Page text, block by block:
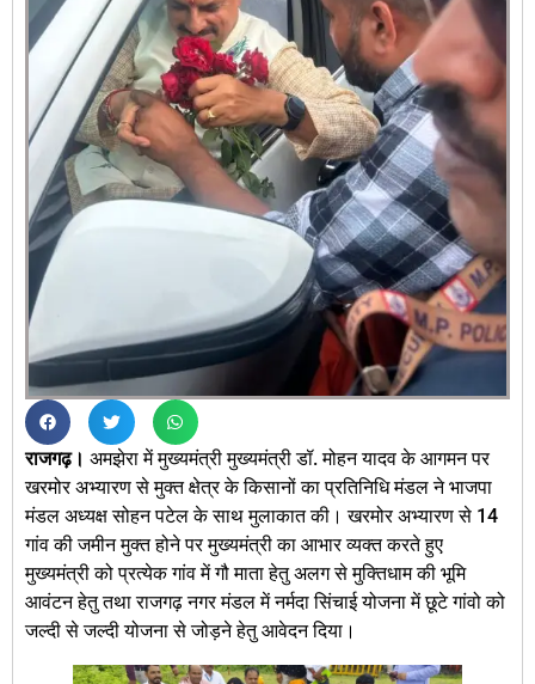
राजगढ़। अमझेरा में मुख्यमंत्री मुख्यमंत्री डॉ. मोहन यादव के आगमन पर
खरमोर अभ्यारण से मुक्त क्षेत्र के किसानों का प्रतिनिधि मंडल ने भाजपा
मंडल अध्यक्ष सोहन पटेल के साथ मुलाकात की। खरमोर अभ्यारण से 14
गांव की जमीन मुक्त होने पर मुख्यमंत्री का आभार व्यक्त करते हुए
मुख्यमंत्री को प्रत्येक गांव में गौ माता हेतु अलग से मुक्तिधाम की भूमि
आवंटन हेतु तथा राजगढ़ नगर मंडल में नर्मदा सिंचाई योजना में छूटे गांवो को
जल्दी से जल्दी योजना से जोड़ने हेतु आवेदन दिया।